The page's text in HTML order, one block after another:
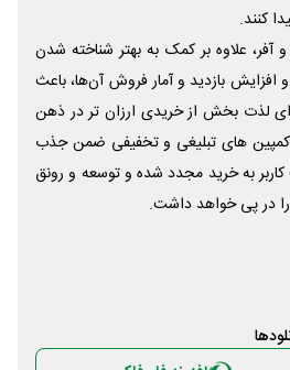
کنند.
آفر، علاوه بر کمک به بهتر شناخته شدن
افزایش بازدید و آمار فروش آن‌ها، باعث
لذت بخش از خریدی ارزان تر در ذهن
های تبلیغی و تخفیفی ضمن جذب
به خرید مجدد شده و توسعه و رونق
در پی خواهد داشت.